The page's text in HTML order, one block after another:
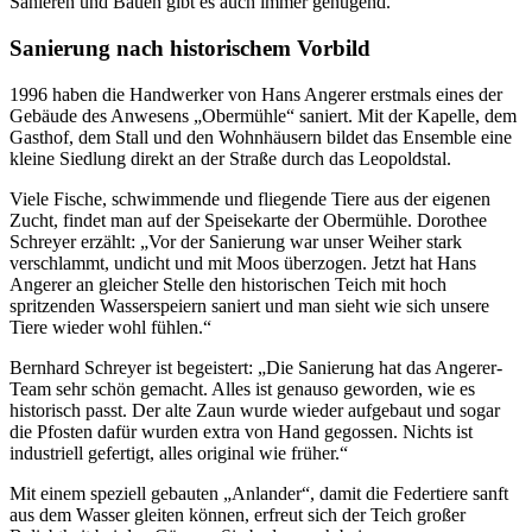
Sanierung nach historischem Vorbild
1996 haben die Handwerker von Hans Angerer erstmals eines der
Gebäude des Anwesens „Obermühle“ saniert. Mit der Kapelle, dem
Gasthof, dem Stall und den Wohnhäusern bildet das Ensemble eine
kleine Siedlung direkt an der Straße durch das Leopoldstal.
Viele Fische, schwimmende und fliegende Tiere aus der eigenen
Zucht, findet man auf der Speisekarte der Obermühle. Dorothee
Schreyer erzählt: „Vor der Sanierung war unser Weiher stark
verschlammt, undicht und mit Moos überzogen. Jetzt hat Hans
Angerer an gleicher Stelle den historischen Teich mit hoch
spritzenden Wasserspeiern saniert und man sieht wie sich unsere
Tiere wieder wohl fühlen.“
Bernhard Schreyer ist begeistert: „Die Sanierung hat das Angerer-
Team sehr schön gemacht. Alles ist genauso geworden, wie es
historisch passt. Der alte Zaun wurde wieder aufgebaut und sogar
die Pfosten dafür wurden extra von Hand gegossen. Nichts ist
industriell gefertigt, alles original wie früher.“
Mit einem speziell gebauten „Anlander“, damit die Federtiere sanft
aus dem Wasser gleiten können, erfreut sich der Teich großer